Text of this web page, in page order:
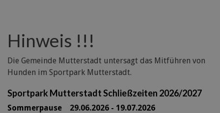
Hinweis !!!
Die Gemeinde Mutterstadt untersagt das Mitführen von
Hunden im Sportpark Mutterstadt.
Sportpark Mutterstadt Schließzeiten 2026/2027
Sommerpause 29.06.2026 - 19.07.2026